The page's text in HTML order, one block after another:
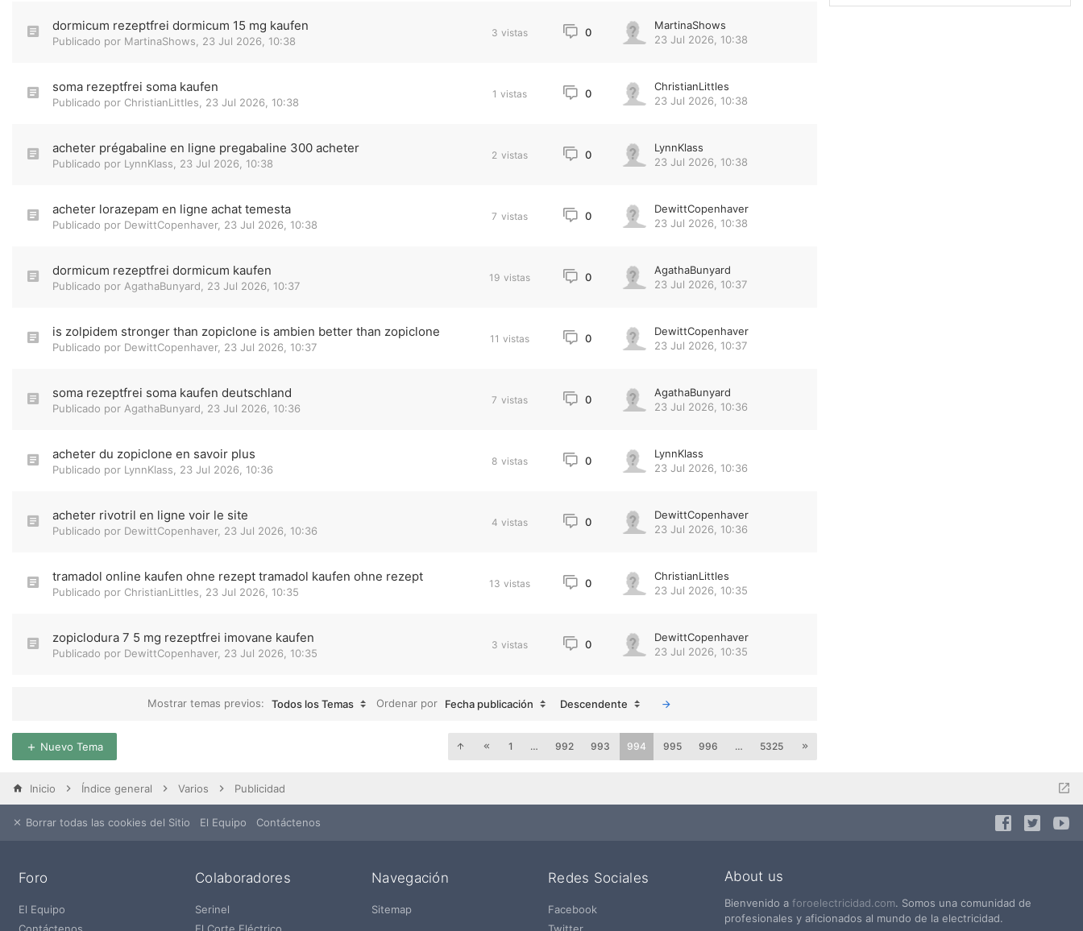
dormicum rezeptfrei dormicum 15 mg kaufen
Publicado por MartinaShows 23 Jul 2026, 10:38
3 vistas 0
MartinaShows
23 Jul 2026, 10:38
soma rezeptfrei soma kaufen
Publicado por ChristianLittles 23 Jul 2026, 10:38
1 vistas 0
ChristianLittles
23 Jul 2026, 10:38
acheter prégabaline en ligne pregabaline 300 acheter
Publicado por LynnKlass 23 Jul 2026, 10:38
2 vistas 0
LynnKlass
23 Jul 2026, 10:38
acheter lorazepam en ligne achat temesta
Publicado por DewittCopenhaver, 23 Jul 2026, 10:38
7 vistas 0
DewittCopenhaver
23 Jul 2026, 10:38
dormicum rezeptfrei dormicum kaufen
Publicado por AgathaBunyard 23 Jul 2026, 10:37
19 vistas 0
AgathaBunyard
23 Jul 2026, 10:37
is zolpidem stronger than zopiclone is ambien better than zopiclone
Publicado por DewittCopenhaver, 23 Jul 2026, 10:37
11 vistas 0
DewittCopenhaver
23 Jul 2026, 10:37
soma rezeptfrei soma kaufen deutschland
Publicado por AgathaBunyard 23 Jul 2026, 10:36
7 vistas 0
AgathaBunyard
23 Jul 2026, 10:36
acheter du zopiclone en savoir plus
Publicado por LynnKlass 23 Jul 2026, 10:36
8 vistas 0
LynnKlass
23 Jul 2026, 10:36
acheter rivotril en ligne voir le site
Publicado por DewittCopenhaver, 23 Jul 2026, 10:36
4 vistas 0
DewittCopenhaver
23 Jul 2026, 10:36
tramadol online kaufen ohne rezept tramadol kaufen ohne rezept
Publicado por ChristianLittles 23 Jul 2026, 10:35
13 vistas 0
ChristianLittles
23 Jul 2026, 10:35
zopiclodura 7 5 mg rezeptfrei imovane kaufen
Publicado por DewittCopenhaver, 23 Jul 2026, 10:35
3 vistas 0
DewittCopenhaver
23 Jul 2026, 10:35
Mostrar temas previos: Todos los Temas Ordenar por Fecha publicación Descendente
Nuevo Tema 1 … 992 993 994 995 996 … 5325
Inicio Índice general Varios Publicidad
Borrar todas las cookies del Sitio El Equipo Contáctenos
Foro
El Equipo
Colaboradores
Serinel
Navegación
Sitemap
Redes Sociales
Facebook
About us
Bienvenido a foroelectricidad.com. Somos una comunidad de
profesionales y aficionados al mundo de la electricidad.